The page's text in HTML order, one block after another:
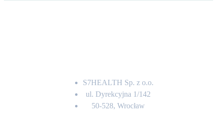
S7HEALTH Sp. z o.o.
ul. Dyrekcyjna 1/142
50-528, Wrocław